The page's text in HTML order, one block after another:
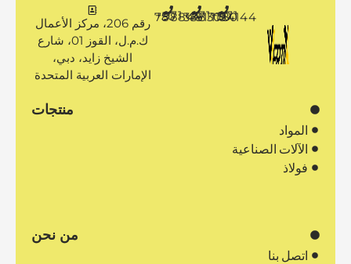
+971 50 1194144
+971 4 3883080
+971 50 7888481
رقم 206، مركز الأعمال
ك.م.ل، القوز 01، شارع
الشيخ زايد، دبي،
الإمارات العربية المتحدة
منتجات
المواد
الآلات الصناعية
فولاذ
من نحن
اتصل بنا